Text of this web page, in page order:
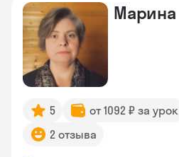
Марина
5 от 1092 ₽ за урок
2 отзыва